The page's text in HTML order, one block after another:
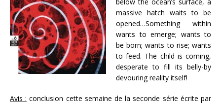
massive hatch waits to be
opened…Something within
wants to emerge; wants to
be born; wants to rise; wants
to feed. The child is coming,
desperate to fill its belly-by
devouring reality itself!
Avis : conclusion cette semaine de la seconde série écrite par